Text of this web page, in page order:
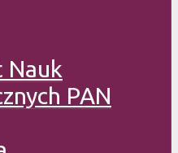
Nauk
PAN